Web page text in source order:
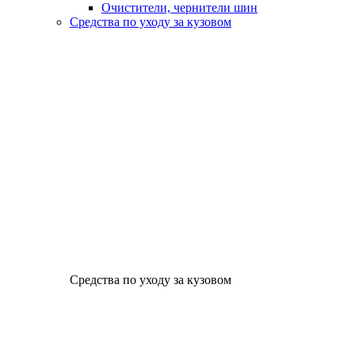
Очистители, чернители шин
Средства по уходу за кузовом
Средства по уходу за кузовом